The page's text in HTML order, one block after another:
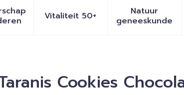
en hygiëne categorie
Dieet, voeding en vitamines categorie
submenu voor Zwangerschap en
Vitaliteit 50+Toon submenu voor
Natuur
geneeskunde
Toon
5x2 160gCookies